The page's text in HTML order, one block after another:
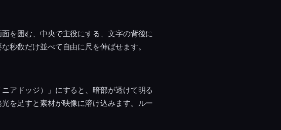
を囲む、中央で主役にする、文字の背後に
秒数だけ並べて自由に尺を伸ばせます。
アドッジ）」にすると、暗部が透けて明る
を足すと素材が映像に溶け込みます。ルー